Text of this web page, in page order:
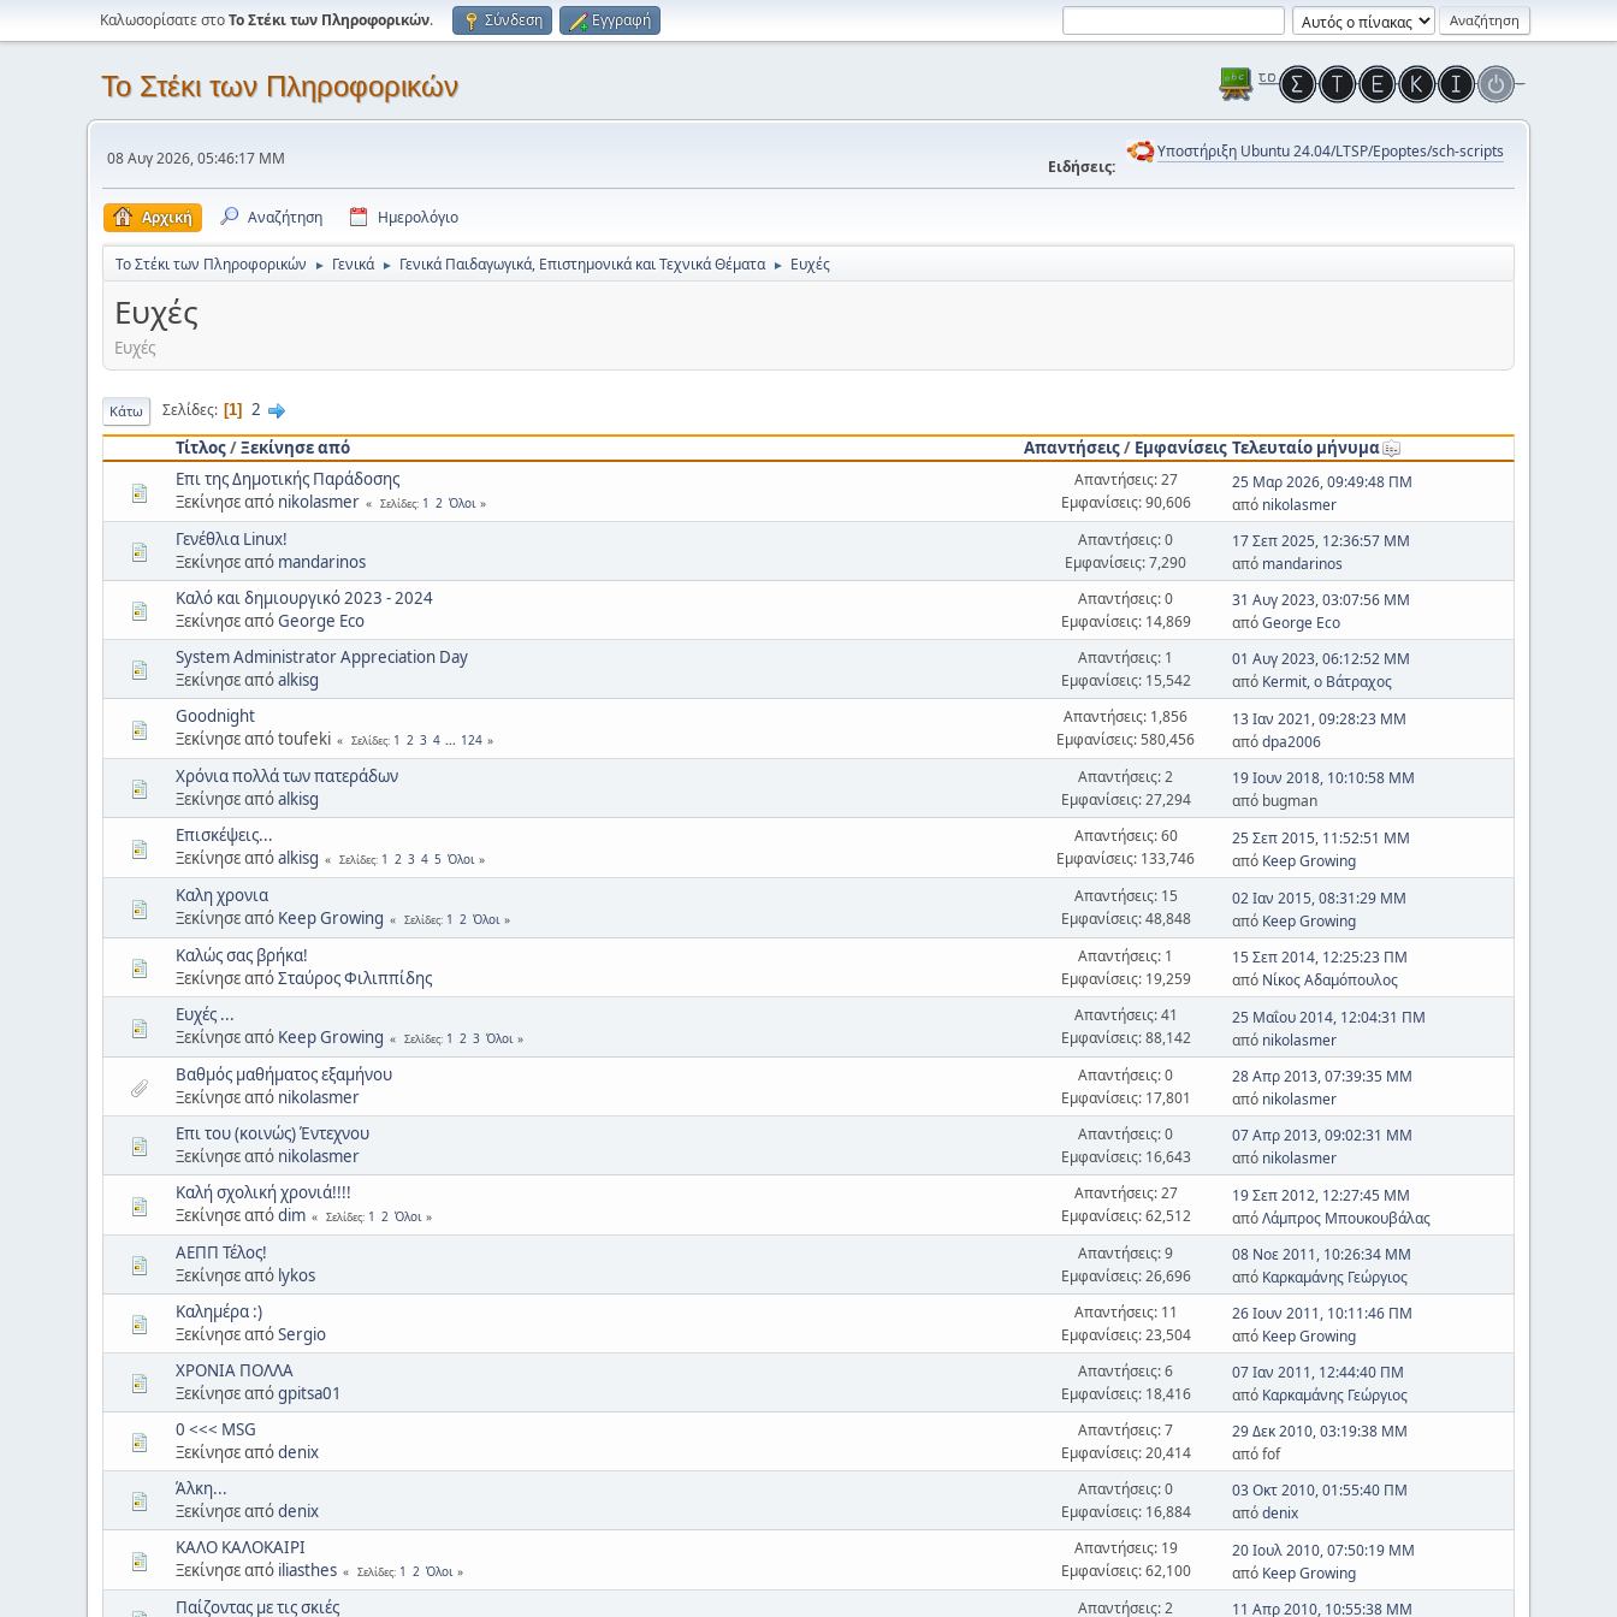
Καλωσορίσατε στοΤο Στέκι των Πληροφορικών. Σύνδεση Εγγραφή
Το Στέκι των Πληροφορικών
08 Αυγ 2026, 05:46:17 ΜΜ Ειδήσεις:
Υποστήριξη Ubuntu 24.04/LTSP/Epoptes/sch-scripts
Αρχική Αναζήτηση Ημερολόγιο
Το Στέκι των Πληροφορικών ► Γενικά ► Γενικά Παιδαγωγικά, Επιστημονικά και Τεχνικά Θέματα ► Ευχές
Ευχές
Ευχές
Κάτω Σελίδες 1
2
Τίτλος/Ξεκίνησε από Απαντήσεις/ Εμφανίσεις Τελευταίο μήνυμα
Επι της Δημοτικής Παράδοσης
Ξεκίνησε από nikolasmer Σελίδες 1 2 Όλοι
Απαντήσεις: 27
Εμφανίσεις: 90,606
25 Μαρ 2026, 09:49:48 ΠΜ
από nikolasmer
Γενέθλια Linux!
Ξεκίνησε από mandarinos
Απαντήσεις: 0
Εμφανίσεις: 7,290
17 Σεπ 2025, 12:36:57 ΜΜ
από mandarinos
Καλό και δημιουργικό 2023 - 2024
Ξεκίνησε απόGeorge Eco
Απαντήσεις: 0
Εμφανίσεις: 14,869
31 Αυγ 2023, 03:07:56 ΜΜ
απόGeorge Eco
System Administrator Appreciation Day
Ξεκίνησε απόalkisg
Απαντήσεις: 1
Εμφανίσεις: 15,542
01 Αυγ 2023, 06:12:52 ΜΜ
από Kermit, ο Βάτραχος
Goodnight
Ξεκίνησε από toufeki
Σελίδες 1 2 3 4 ... 124
Απαντήσεις: 1,856
Εμφανίσεις: 580,456
13 Ιαν 2021, 09:28:23 ΜΜ
απόdpa2006
Χρόνια πολλά των πατεράδων
Ξεκίνησε απόalkisg
Απαντήσεις: 2
Εμφανίσεις: 27,294
19 Ιουν 2018, 10:10:58 ΜΜ
από bugman
Επισκέψεις...
Ξεκίνησε απόalkisg Σελίδες 1 2 3 4 5 Όλοι
Απαντήσεις: 60
Εμφανίσεις: 133,746
25 Σεπ 2015, 11:52:51 ΜΜ
από Keep Growing
Καλη χρονια
Ξεκίνησε από Keep Growing Σελίδες 1 2 Όλοι
Απαντήσεις: 15
Εμφανίσεις: 48,848
02 Ιαν 2015, 08:31:29 ΜΜ
από Keep Growing
Καλώς σας βρήκα!
Ξεκίνησε απόΣταύρος Φιλιππίδης
Απαντήσεις: 1
Εμφανίσεις: 19,259
15 Σεπ 2014, 12:25:23 ΠΜ
από Νίκος Αδαμόπουλος
Ευχές ...
Ξεκίνησε από Keep Growing Σελίδες 1 2 3 Όλοι
Απαντήσεις: 41
Εμφανίσεις: 88,142
25 Μαΐου 2014, 12:04:31 ΠΜ
από nikolasmer
Βαθμός μαθήματος εξαμήνου
Ξεκίνησε από nikolasmer
Απαντήσεις: 0
Εμφανίσεις: 17,801
28 Απρ 2013, 07:39:35 ΜΜ
από nikolasmer
Επι του (κοινώς) Έντεχνου
Ξεκίνησε από nikolasmer
Απαντήσεις: 0
Εμφανίσεις: 16,643
07 Απρ 2013, 09:02:31 ΜΜ
από nikolasmer
Καλή σχολική χρονιά!!!!
Ξεκίνησε απόdim Σελίδες 1 2 Όλοι
Απαντήσεις: 27
Εμφανίσεις: 62,512
19 Σεπ 2012, 12:27:45 ΜΜ
απόΛάμπρος Μπουκουβάλας
ΑΕΠΠ Τέλος!
Ξεκίνησε από lykos
Απαντήσεις: 9
Εμφανίσεις: 26,696
08 Νοε 2011, 10:26:34 ΜΜ
από Καρκαμάνης Γεώργιος
Καλημέρα :)
Ξεκίνησε απόSergio
Απαντήσεις: 11
Εμφανίσεις: 23,504
26 Ιουν 2011, 10:11:46 ΠΜ
από Keep Growing
ΧΡΟΝΙΑ ΠΟΛΛΑ
Ξεκίνησε απόgpitsa01
Απαντήσεις: 6
Εμφανίσεις: 18,416
07 Ιαν 2011, 12:44:40 ΠΜ
από Καρκαμάνης Γεώργιος
0 <<< MSG
Ξεκίνησε απόdenix
Απαντήσεις: 7
Εμφανίσεις: 20,414
29 Δεκ 2010, 03:19:38 ΜΜ
από fof
Άλκη...
Ξεκίνησε απόdenix
Απαντήσεις: 0
Εμφανίσεις: 16,884
03 Οκτ 2010, 01:55:40 ΠΜ
απόdenix
ΚΑΛΟ ΚΑΛΟΚΑΙΡΙ
Ξεκίνησε από iliasthes Σελίδες 1 2 Όλοι
Απαντήσεις: 19
Εμφανίσεις: 62,100
20 Ιουλ 2010, 07:50:19 ΜΜ
από Keep Growing
Παίζοντας με τις σκιές Απαντήσεις: 2 11 Απρ 2010, 10:55:38 ΜΜ